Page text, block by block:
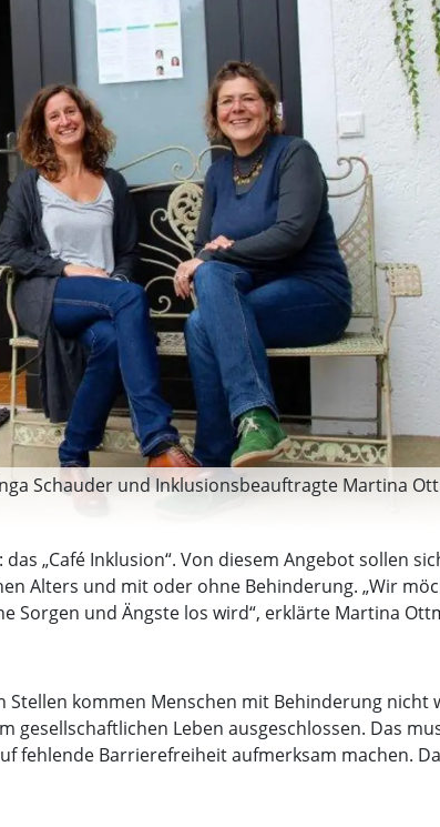
Schauder und Inklusionsbeauftragte Martina
„Café Inklusion“. Von diesem Angebot sollen
Alters und mit oder ohne Behinderung. „Wir
Sorgen und Ängste los wird“, erklärte Martina
kommen Menschen mit Behinderung
Leben ausgeschlossen. Das
fehlende Barrierefreiheit aufmerksam machen.